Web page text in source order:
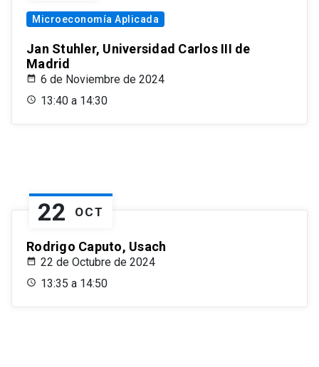
Microeconomía Aplicada
Jan Stuhler, Universidad Carlos III de
Madrid
6 de Noviembre de 2024
13:40 a 14:30
22 OCT
Rodrigo Caputo, Usach
22 de Octubre de 2024
13:35 a 14:50